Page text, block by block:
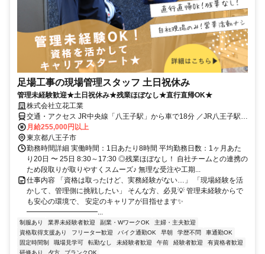
足場工事の現場管理スタッフ 土日祝休み
管理未経験歓迎★土日祝休み★残業ほぼなし★直行直帰OK★
株式会社立花工業
交通・アクセス JR中央線「八王子駅」から車で18分 ／JR八王子駅北
口バス停から乗車後、「川口事務所」バス停下車、徒歩7分
月給255,000円以上
東京都八王子市
勤務時間詳細 実働時間：1日あたり8時間 平均勤務日数：1ヶ月あた
り20日 〜 25日 8:30～17:30 ◎残業ほぼなし！ 自社チームとの連携の
ため段取りが取りやすくスムーズ♪ 無理な受注や工期...
仕事内容 「資格は取ったけど、実務経験がない…」 「現場経験を活
かして、管理側に挑戦したい」 そんな方、必見💡 管理未経験からで
も安心の環境で、 安定のキャリアが目指せます✨
━━━━━━━━━━...
制服あり 業界未経験者歓迎 副業・WワークOK
主婦・主夫歓迎
資格取得支援あり
フリーター歓迎 バイク通勤OK 早朝 学歴不問
車通勤OK
固定時間制
職場見学可 転勤なし 未経験者歓迎 午前 経験者歓迎
有資格者歓迎
研修あり
夕方 ブランクOK